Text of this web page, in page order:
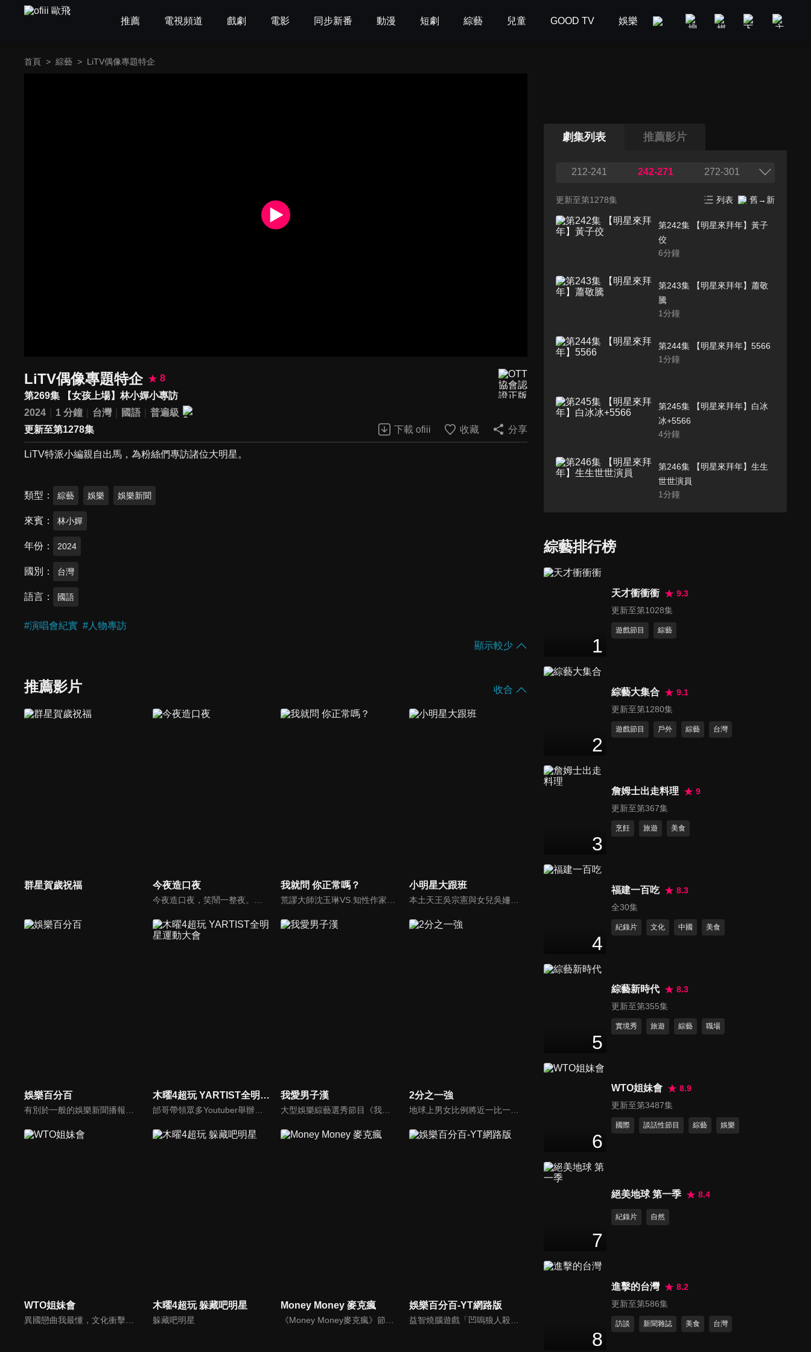
推薦 電視頻道 戲劇 電影 同步新番 動漫 短劇 綜藝 兒童 GOOD TV 娛樂 美食旅遊 新聞政論
首頁 > 綜藝 > LiTV偶像專題特企
LiTV偶像專題特企
8
第269集 【女孩上場】林小嬋小專訪
2024
1 分鐘 台灣 國語
普遍級
更新至第1278集
下載 ofiii 收藏 分享
LiTV特派小編親自出馬，為粉絲們專訪諸位大明星。
類型 綜藝 娛樂 娛樂新聞
來賓 林小嬋
年份 2024
國別 台灣
語言 國語
#演唱會紀實 #人物專訪
顯示較少
推薦影片 收合
群星賀歲祝福 今夜造口夜 我就問 你正常嗎？ 小明星大跟班
本土天王吳宗憲與女兒吳姍儒（Sandy）搭檔主持，每集邀請來賓暢談演藝圈大小事，父女檔聯手笑果十足，老梗搭上新世代，最新組合強勢登場！
娛樂百分百 木曜4超玩 YARTIST全明星運動大會
邰哥帶領眾多Youtuber舉辦運動會，全部人都動起來！木曜4超玩傾盡全力全新大型力作，集結YARTIST一同揮灑汗水爭取榮譽！
我愛男子漢 2分之一強
WTO姐妹會
異國戀曲我最懂，文化衝擊大不同！到底新住民怎麼看台灣？讓我們與主持人和來自世界各地的外國朋友，一起聊聊不同國家文化差異、衝擊、風俗、語言學習經驗、婚姻生活等。
木曜4超玩 躲藏吧明星
躲藏吧明星
Money Money 麥克瘋
《Money Money麥克瘋》節目強調不比音準、不比音色，也不比外型、外貌、氣質、長相等如何，只強調只要歌詞記得牢，就可以參加比賽。
娛樂百分百-YT網路版
益智燒腦遊戲「凹嗚狼人殺」激發你的邏輯推理能力，偶像巨星雲集，全球娛樂資訊，一手掌握不脫節！2025全新升級改版，盡在《娛樂百分百-YT網路版》！
劇集列表 推薦影片
212-241 242-271 272-301
更新至第1278集 列表 舊→新
第242集 【明星來拜年】黃子
佼
6分鐘
第243集 【明星來拜年】蕭敬
騰
1分鐘
第244集 【明星來拜年】5566
1分鐘
第245集 【明星來拜年】白冰
冰+5566
4分鐘
第246集 【明星來拜年】生生
世世演員
1分鐘
第248集 【明星來拜年】陳柏
1分鐘
第250集 王欣晨小專訪
2分鐘
第252集 吳宗憲表示要親手血
第253集 吳宗憲：你不做？不
第255集 陳柏霖小專訪
4分鐘
6
分鐘
第257集 謝佳見小專訪
第258集 【戀愛是科學】吳念
2分鐘
第260集 【戀愛是科學】宥勝
小專訪
綜藝排行榜
1
天才衝衝衝
9.3
更新至第1028集
遊戲節目 綜藝
2
綜藝大集合
9.1
更新至第1280集
遊戲節目 戶外 綜藝 台灣
3
詹姆士出走料理
9
更新至第367集
烹飪 旅遊 美食
4
福建一百吃
8.3
全30集
紀錄片 文化 中國 美食
5
綜藝新時代
8.3
更新至第355集
實境秀 旅遊 綜藝 職場
6
WTO姐妹會
8.9
更新至第3487集
國際 談話性節目 綜藝 娛樂
7
絕美地球 第一季 8.4
紀錄片 自然
8
進擊的台灣
8.2
更新至第586集
訪談 新聞雜誌 美食 台灣